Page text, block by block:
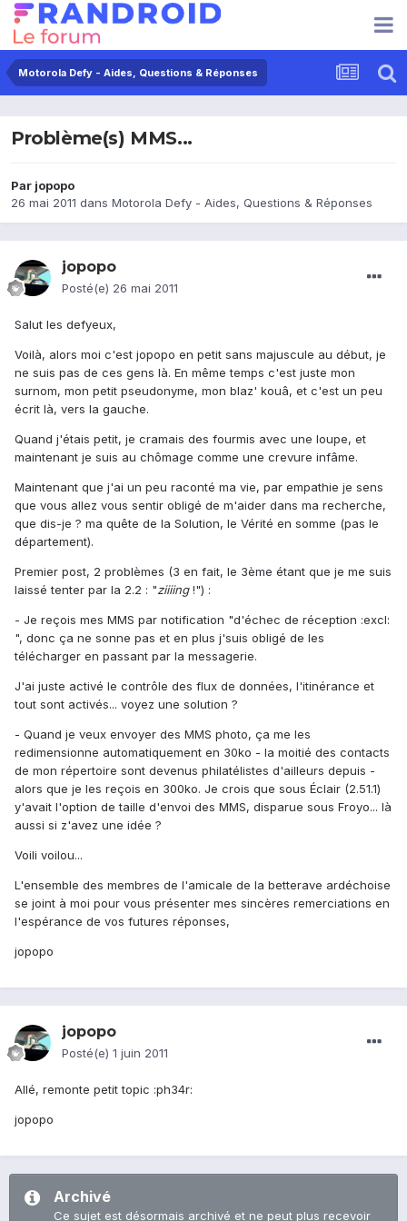
Motorola Defy - Aides, Questions & Réponses
Problème(s) MMS...
Par jopopo
26 mai 2011 dans Motorola Defy - Aides, Questions & Réponses
jopopo
Posté(e) 26 mai 2011
Salut les defyeux,
Voilà, alors moi c'est jopopo en petit sans majuscule au début, je
ne suis pas de ces gens là. En même temps c'est juste mon
surnom, mon petit pseudonyme, mon blaz' kouâ, et c'est un peu
écrit là, vers la gauche.
Quand j'étais petit, je cramais des fourmis avec une loupe, et
maintenant je suis au chômage comme une crevure infâme.
Maintenant que j'ai un peu raconté ma vie, par empathie je sens
que vous allez vous sentir obligé de m'aider dans ma recherche,
que dis-je ? ma quête de la Solution, le Vérité en somme (pas le
département).
Premier post, 2 problèmes (3 en fait, le 3ème étant que je me suis
laissé tenter par la 2.2 : "ziiiing!") :
- Je reçois mes MMS par notification "d'échec de réception :excl:
", donc ça ne sonne pas et en plus j'suis obligé de les
télécharger en passant par la messagerie.
J'ai juste activé le contrôle des flux de données, l'itinérance et
tout sont activés... voyez une solution ?
- Quand je veux envoyer des MMS photo, ça me les
redimensionne automatiquement en 30ko - la moitié des contacts
de mon répertoire sont devenus philatélistes d'ailleurs depuis -
alors que je les reçois en 300ko. Je crois que sous Éclair (2.51.1)
y'avait l'option de taille d'envoi des MMS, disparue sous Froyo... là
aussi si z'avez une idée ?
Voili voilou...
L'ensemble des membres de l'amicale de la betterave ardéchoise
se joint à moi pour vous présenter mes sincères remerciations en
l'espérance de vos futures réponses,
jopopo
jopopo
Posté(e) 1 juin 2011
Allé, remonte petit topic :ph34r:
jopopo
Archivé
Ce sujet est désormais archivé et ne peut plus recevoir